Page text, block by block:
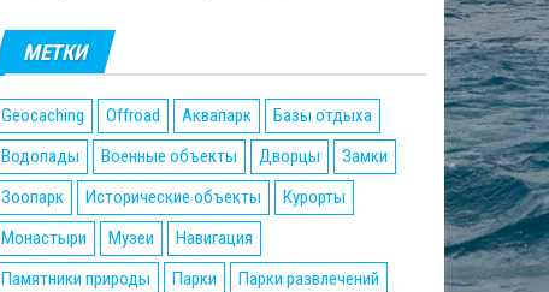
МЕТКИ
Geocaching Offroad Аквапарк
Базы отдыха
Водопады
Военные объекты Дворцы
Замки
Зоопарк
Исторические объекты
Курорты
Монастыри
Музеи
Навигация
Памятники природы
Парки
Парки развлечений